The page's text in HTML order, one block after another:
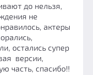
до нельзя,
не
актеры
остались супер
версии,
часть, спасибо!!